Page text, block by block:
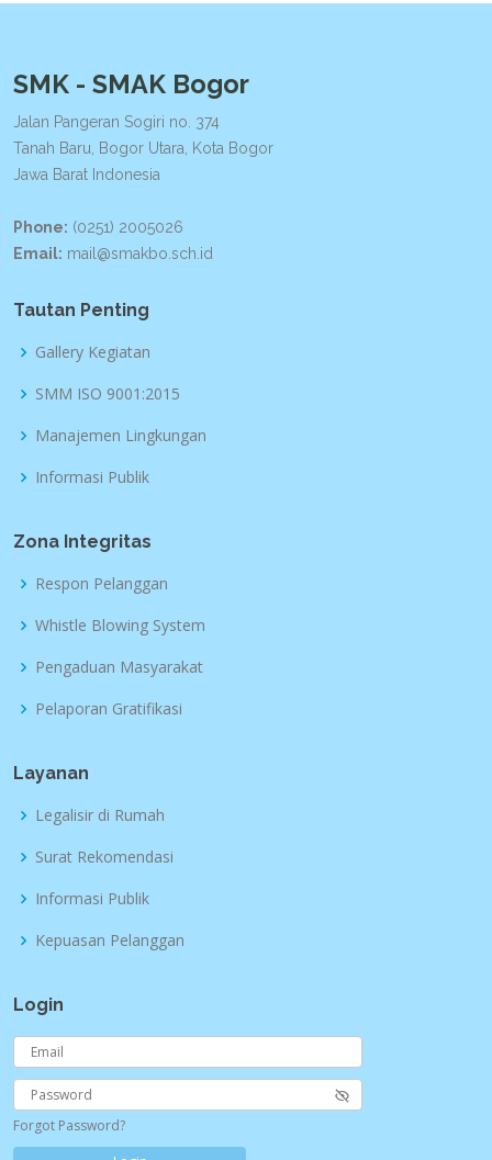
SMK - SMAK Bogor
Jalan Pangeran Sogiri no. 374
Tanah Baru, Bogor Utara, Kota Bogor
Jawa Barat Indonesia
Phone: (0251) 2005026
Email: mail@smakbo.sch.id
Tautan Penting
Gallery Kegiatan
SMM ISO 9001:2015
Manajemen Lingkungan
Informasi Publik
Zona Integritas
Respon Pelanggan
Whistle Blowing System
Pengaduan Masyarakat
Pelaporan Gratifikasi
Layanan
Legalisir di Rumah
Surat Rekomendasi
Informasi Publik
Kepuasan Pelanggan
Login
Forgot Password?